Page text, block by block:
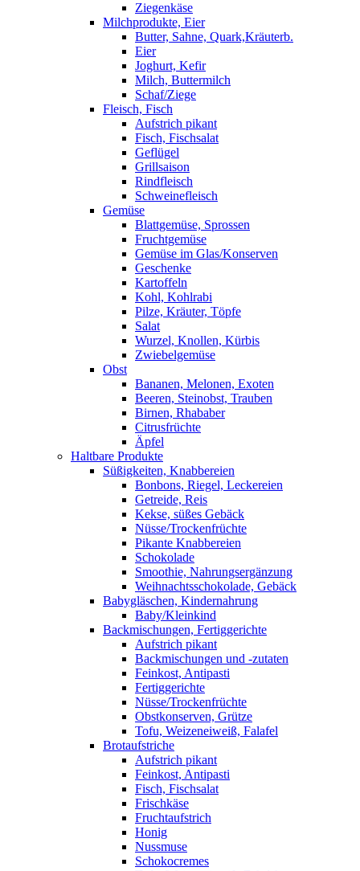
Ziegenkäse
Milchprodukte, Eier
Butter, Sahne, Quark,Kräuterb.
Eier
Joghurt, Kefir
Milch, Buttermilch
Schaf/Ziege
Fleisch, Fisch
Aufstrich pikant
Fisch, Fischsalat
Geflügel
Grillsaison
Rindfleisch
Schweinefleisch
Gemüse
Blattgemüse, Sprossen
Fruchtgemüse
Gemüse im Glas/Konserven
Geschenke
Kartoffeln
Kohl, Kohlrabi
Pilze, Kräuter, Töpfe
Salat
Wurzel, Knollen, Kürbis
Zwiebelgemüse
Obst
Bananen, Melonen, Exoten
Beeren, Steinobst, Trauben
Birnen, Rhababer
Citrusfrüchte
Äpfel
Haltbare Produkte
Süßigkeiten, Knabbereien
Bonbons, Riegel, Leckereien
Getreide, Reis
Kekse, süßes Gebäck
Nüsse/Trockenfrüchte
Pikante Knabbereien
Schokolade
Smoothie, Nahrungsergänzung
Weihnachtsschokolade, Gebäck
Babygläschen, Kindernahrung
Baby/Kleinkind
Backmischungen, Fertiggerichte
Aufstrich pikant
Backmischungen und -zutaten
Feinkost, Antipasti
Fertiggerichte
Nüsse/Trockenfrüchte
Obstkonserven, Grütze
Tofu, Weizeneiweiß, Falafel
Brotaufstriche
Aufstrich pikant
Feinkost, Antipasti
Fisch, Fischsalat
Frischkäse
Fruchtaufstrich
Honig
Nussmuse
Schokocremes